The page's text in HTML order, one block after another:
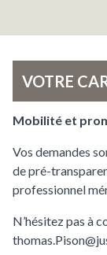
VOTRE
Mobilité et
Vos demandes
de pré-
professionnel
N’hésitez pas à